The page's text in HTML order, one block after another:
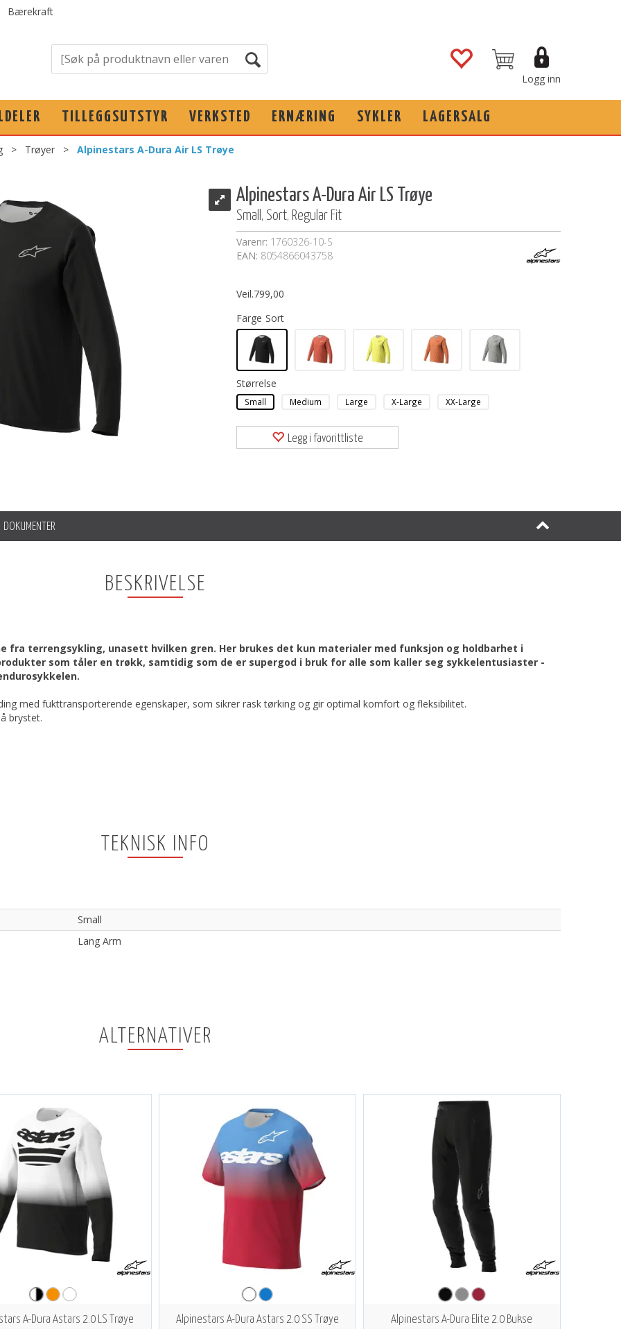
Bærekraft
Logg inn
TILLEGGSUTSTYR VERKSTED ERNÆRING SYKLER LAGERSALG
> Trøyer > Alpinestars A-Dura Air LS Trøye
Alpinestars A-Dura Air LS Trøye
Small, Sort, Regular Fit
Varenr: 1760326-10-S
EAN: 8054866043758
Veil.799,00
Farge Sort
Størrelse
Small Medium Large X-Large XX-Large
Legg i favorittliste
DOKUMENTER
BESKRIVELSE
fra terrengsykling, unasett hvilken gren. Her brukes det kun materialer med funksjon og holdbarhet i
som tåler en trøkk, samtidig som de er supergod i bruk for alle som kaller seg sykkelentusiaster -
med fukttransporterende egenskaper, som sikrer rask tørking og gir optimal komfort og fleksibilitet.
brystet.
TEKNISK INFO
Small
Lang Arm
ALTERNATIVER
A-Dura Astars 2.0 LS Trøye Alpinestars A-Dura Astars 2.0 SS Trøye Alpinestars A-Dura Elite 2.0 Bukse